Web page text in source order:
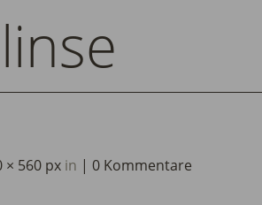
× 560 px in 0 Kommentare